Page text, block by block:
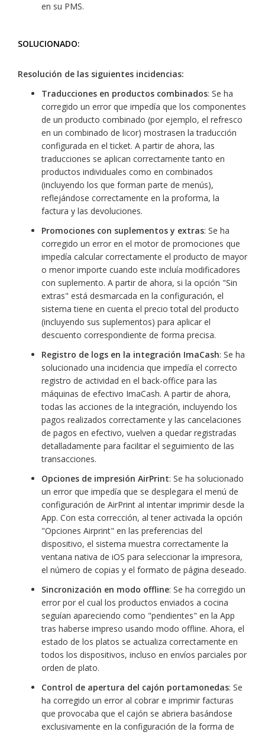
en su PMS.
SOLUCIONADO:
Resolución de las siguientes incidencias:
Traducciones en productos combinados: Se ha
corregido un error que impedía que los componentes
de un producto combinado (por ejemplo, el refresco
en un combinado de licor) mostrasen la traducción
configurada en el ticket. A partir de ahora, las
traducciones se aplican correctamente tanto en
productos individuales como en combinados
(incluyendo los que forman parte de menús),
reflejándose correctamente en la proforma, la
factura y las devoluciones.
Promociones con suplementos y extras: Se ha
corregido un error en el motor de promociones que
impedía calcular correctamente el producto de mayor
o menor importe cuando este incluía modificadores
con suplemento. A partir de ahora, si la opción "Sin
extras" está desmarcada en la configuración, el
sistema tiene en cuenta el precio total del producto
(incluyendo sus suplementos) para aplicar el
descuento correspondiente de forma precisa.
Registro de logs en la integración ImaCash: Se ha
solucionado una incidencia que impedía el correcto
registro de actividad en el back-office para las
máquinas de efectivo ImaCash. A partir de ahora,
todas las acciones de la integración, incluyendo los
pagos realizados correctamente y las cancelaciones
de pagos en efectivo, vuelven a quedar registradas
detalladamente para facilitar el seguimiento de las
transacciones.
Opciones de impresión AirPrint: Se ha solucionado
un error que impedía que se desplegara el menú de
configuración de AirPrint al intentar imprimir desde la
App. Con esta corrección, al tener activada la opción
"Opciones Airprint" en las preferencias del
dispositivo, el sistema muestra correctamente la
ventana nativa de iOS para seleccionar la impresora,
el número de copias y el formato de página deseado.
Sincronización en modo offline: Se ha corregido un
error por el cual los productos enviados a cocina
seguían apareciendo como "pendientes" en la App
tras haberse impreso usando modo offline. Ahora, el
estado de los platos se actualiza correctamente en
todos los dispositivos, incluso en envíos parciales por
orden de plato.
Control de apertura del cajón portamonedas: Se
ha corregido un error al cobrar e imprimir facturas
que provocaba que el cajón se abriera basándose
exclusivamente en la configuración de la forma de